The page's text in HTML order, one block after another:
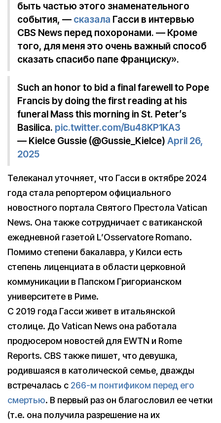
быть частью этого знаменательного
события, — сказала Гасси в интервью
CBS News перед похоронами. — Кроме
того, для меня это очень важный способ
сказать спасибо папе Франциску».
Such an honor to bid a final farewell to Pope
Francis by doing the first reading at his
funeral Mass this morning in St. Peter’s
Basilica. pic.twitter.com/Bu48KP1KA3
— Kielce Gussie (@Gussie_Kielce) April 26,
2025
Телеканал уточняет, что Гасси в октябре 2024
года стала репортером официального
новостного портала Святого Престола Vatican
News. Она также сотрудничает с ватиканской
ежедневной газетой L’Osservatore Romano.
Помимо степени бакалавра, у Килси есть
степень лиценциата в области церковной
коммуникации в Папском Григорианском
университете в Риме.
С 2019 года Гасси живет в итальянской
столице. До Vatican News она работала
продюсером новостей для EWTN и Rome
Reports. CBS также пишет, что девушка,
родившаяся в католической семье, дважды
встречалась с 266-м понтификом перед его
смертью. В первый раз он благословил ее четки
(т.е. она получила разрешение на их